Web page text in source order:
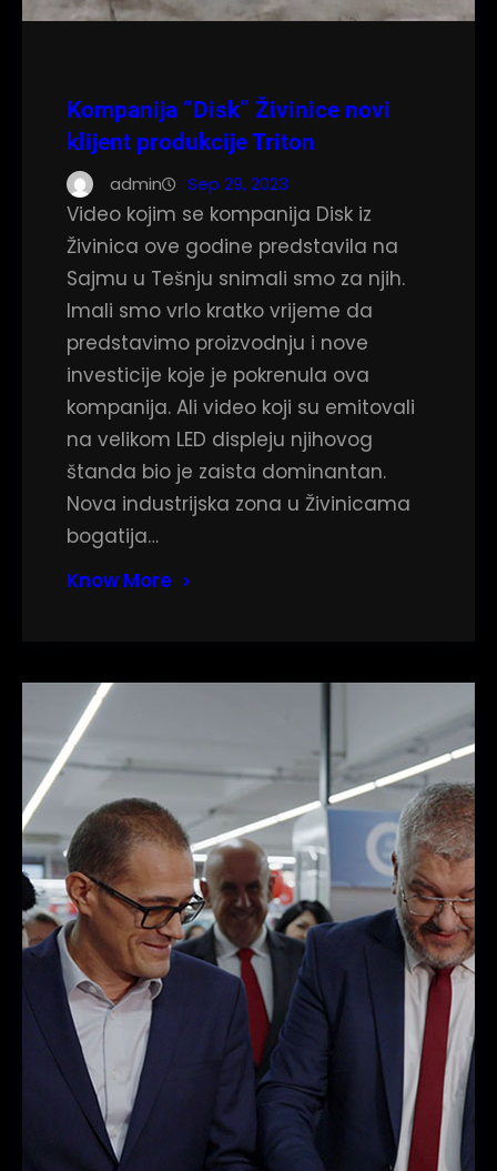
Kompanija “Disk” Živinice novi
klijent produkcije Triton
admin Sep 29, 2023
Video kojim se kompanija Disk iz
Živinica ove godine predstavila na
Sajmu u Tešnju snimali smo za njih.
Imali smo vrlo kratko vrijeme da
predstavimo proizvodnju i nove
investicije koje je pokrenula ova
kompanija. Ali video koji su emitovali
na velikom LED displeju njihovog
štanda bio je zaista dominantan.
Nova industrijska zona u Živinicama
bogatija…
Know More